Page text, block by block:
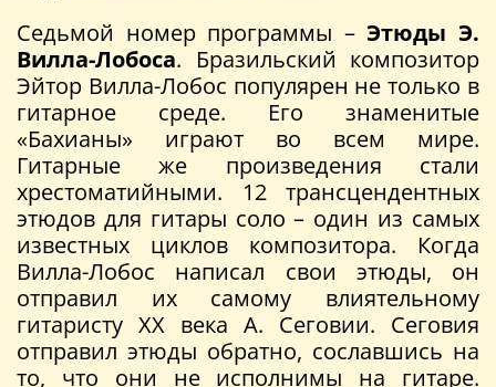
Седьмой номер программы –Этюды Э.
Вилла-Лобоса. Бразильский композитор
Эйтор Вилла-Лобос популярен не только в
гитарное среде. Его знаменитые
«Бахианы» играют во всем мире.
Гитарные же произведения стали
хрестоматийными. 12 трансцендентных
этюдов для гитары соло – один из самых
известных циклов композитора. Когда
Вилла-Лобос написал свои этюды, он
отправил их самому влиятельному
гитаристу XX века А. Сеговии. Сеговия
отправил этюды обратно, сославшись на
то, что они не исполнимы на гитаре.